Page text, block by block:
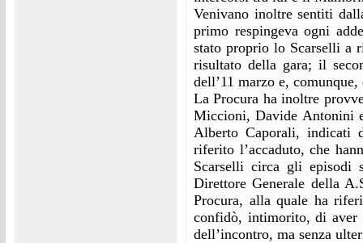
Venivano inoltre sentiti
primo respingeva ogni
stato proprio lo Scarselli a
risultato della gara; il
dell’11 marzo e,
La Procura ha inoltre
Miccioni, Davide Antonini
Alberto Caporali, indicati
riferito l’accaduto, che
Scarselli circa gli episodi
Direttore Generale della
Procura, alla quale ha
confidò, intimorito, di aver
dell’incontro, ma senza